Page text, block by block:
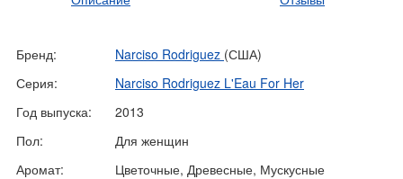
Бренд: Narciso Rodriguez (США)
Серия:
Narciso Rodriguez L'Eau For Her
Год выпуска:
2013
Пол:
Для женщин
Аромат:
Цветочные, Древесные, Мускусные